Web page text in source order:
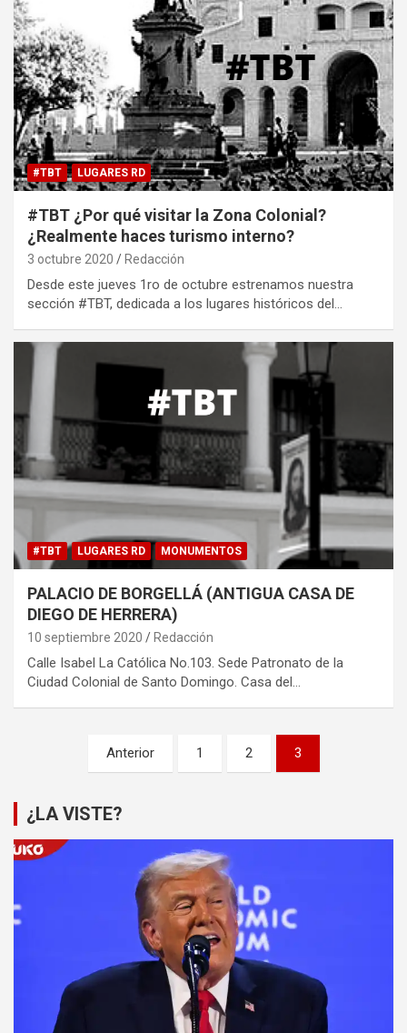
#TBT LUGARES RD
#TBT ¿Por qué visitar la Zona Colonial?
¿Realmente haces turismo interno?
3 octubre 2020 Redacción
Desde este jueves 1ro de octubre estrenamos nuestra
sección #TBT, dedicada a los lugares históricos del…
#TBT LUGARES RD MONUMENTOS
PALACIO DE BORGELLÁ (ANTIGUA CASA DE
DIEGO DE HERRERA)
10 septiembre 2020 Redacción
Calle Isabel La Católica No.103. Sede Patronato de la
Ciudad Colonial de Santo Domingo. Casa del…
Paginación
entradas
Anterior 1 2 3
¿LA VISTE?